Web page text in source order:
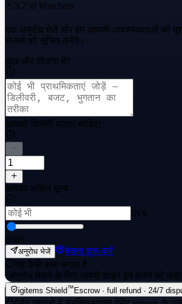
🃏 3,750 Vouchers
एक अनुरोध भेजें और हम आपकी आवश्यकताओं को
सेलर्स को सूचित करेंगे।
कुछ और जोड़ना है?
आपको कितनी मात्रा चाहिए?
आपका लक्षित मूल्य
INR
0500
अनुरोध भेजें
बेचना शुरू करें
यह कैसे काम करता है
·अनुरोध भेजने के लिए आपसे साइन इन करने को कहा
igitems Shield™ Escrow · full refund · 24/7